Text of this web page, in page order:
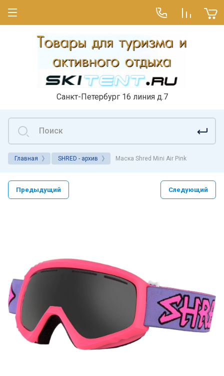
Санкт-Петербург 16 линия д.7
Главная SHRED - архив Маска Shred Mini Air Pink
Предыдущий Следующий